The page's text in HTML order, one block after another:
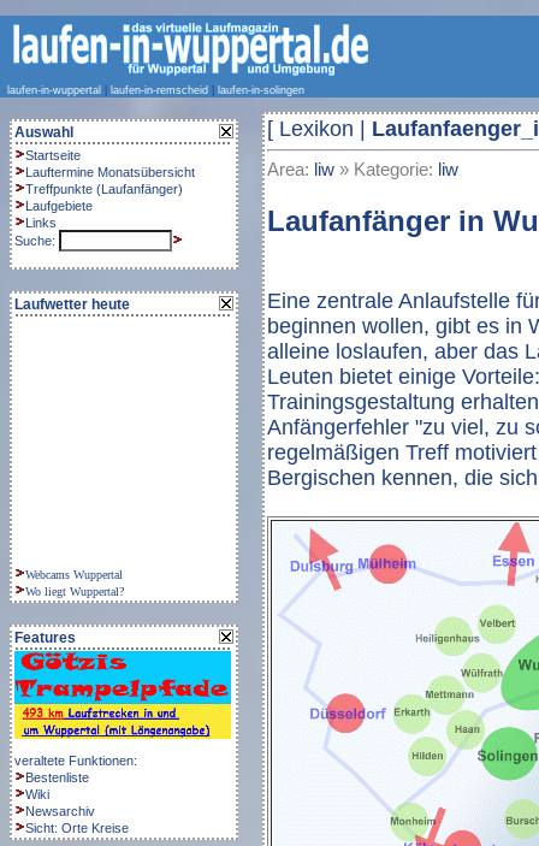
laufen-in-wuppertal laufen-in-remscheid laufen-in-solingen
Auswahl
Startseite
Lauftermine Monatsübersicht
Treffpunkte (Laufanfänger)
Laufgebiete
Links
Suche:
Laufwetter heute
Webcams Wuppertal
Wo liegt Wuppertal?
Features
veraltete Funktionen:
Bestenliste
Wiki
Newsarchiv
Sicht: Orte Kreise
[ Lexikon
Area: liw » Kategorie: liw
Laufanfänger in
Eine zentrale Anlaufstelle
beginnen wollen, gibt es in
alleine loslaufen, aber das
Leuten bietet einige
Trainingsgestaltung
Anfängerfehler "zu viel, zu
regelmäßigen Treff
Bergischen kennen, die